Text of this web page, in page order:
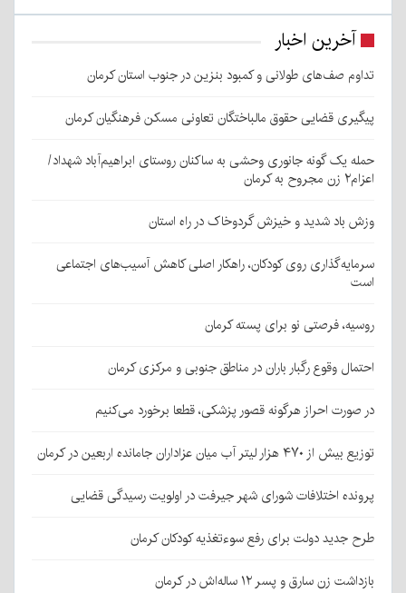
آخرین اخبار
تداوم صف‌های طولانی و کمبود بنزین در جنوب استان کرمان
پیگیری قضایی حقوق مالباختگان تعاونی مسکن فرهنگیان کرمان
حمله یک گونه جانوری وحشی به ساکنان روستای ابراهیم‌آباد شهداد/
اعزام۲ زن مجروح به کرمان
وزش باد شدید و خیزش گردوخاک در راه استان
سرمایه‌گذاری روی کودکان، راهکار اصلی کاهش آسیب‌های اجتماعی
است
روسیه، فرصتی نو برای پسته کرمان
احتمال وقوع رگبار باران در مناطق جنوبی و مرکزی کرمان
در صورت احراز هرگونه قصور پزشکی، قطعا برخورد می‌کنیم
توزیع بیش از ۴۷۰ هزار لیتر آب میان عزاداران جامانده اربعین در کرمان
پرونده اختلافات شورای شهر جیرفت در اولویت رسیدگی قضایی
طرح جدید دولت برای رفع سوءتغذیه کودکان کرمان
بازداشت زن سارق و پسر ۱۲ ساله‌اش در کرمان